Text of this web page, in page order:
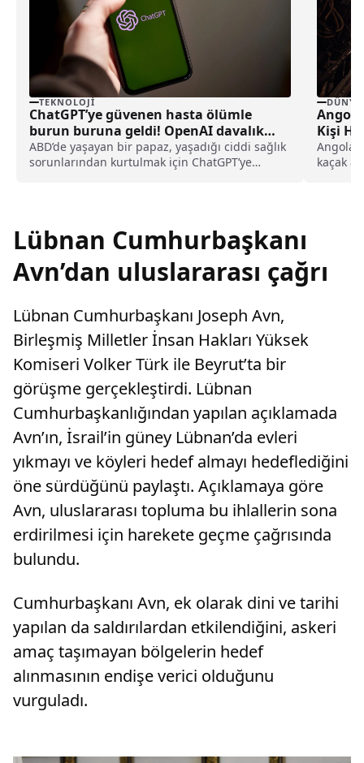
TEKNOLOJI
ChatGPT’ye güvenen hasta ölümle
burun buruna geldi! OpenAI davalık
oldu
ABD’de yaşayan bir papaz, yaşadığı ciddi sağlık
sorunlarından kurtulmak için ChatGPT’ye
DÜNYA
Kişi
kaçak
Lübnan Cumhurbaşkanı
Avn’dan uluslararası çağrı
Lübnan Cumhurbaşkanı Joseph Avn,
Birleşmiş Milletler İnsan Hakları Yüksek
Komiseri Volker Türk ile Beyrut’ta bir
görüşme gerçekleştirdi. Lübnan
Cumhurbaşkanlığından yapılan açıklamada
Avn’ın, İsrail’in güney Lübnan’da evleri
yıkmayı ve köyleri hedef almayı hedeflediğini
öne sürdüğünü paylaştı. Açıklamaya göre
Avn, uluslararası topluma bu ihlallerin sona
erdirilmesi için harekete geçme çağrısında
bulundu.
Cumhurbaşkanı Avn, ek olarak dini ve tarihi
yapılan da saldırılardan etkilendiğini, askeri
amaç taşımayan bölgelerin hedef
alınmasının endişe verici olduğunu
vurguladı.